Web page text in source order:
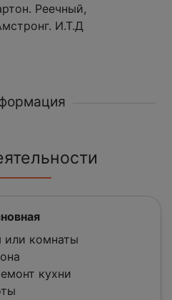
Реечный,
И.Т.Д
или комнаты
кухни